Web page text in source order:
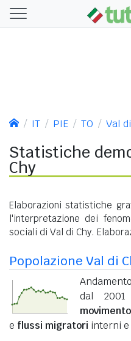
IT PIE TO Val
Statistiche
Chy
Elaborazioni statistiche
l'interpretazione dei
sociali di Val di Chy.
Popolazione Val di
dal
e flussi migratori interni